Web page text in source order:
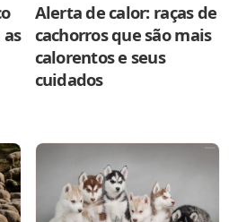
as
Alerta de calor: raças de
cachorros que são mais
calorentos e seus
cuidados